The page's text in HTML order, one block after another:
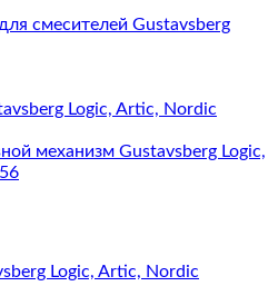
смесителей Gustavsberg
Logic, Artic, Nordic